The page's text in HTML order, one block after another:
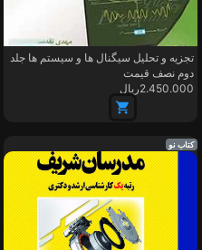
تجزیه و تحلیل سیگنال ها و سیستم ها جلد
دوم نصف قیمت
2.450.000ریال
کتاب نو